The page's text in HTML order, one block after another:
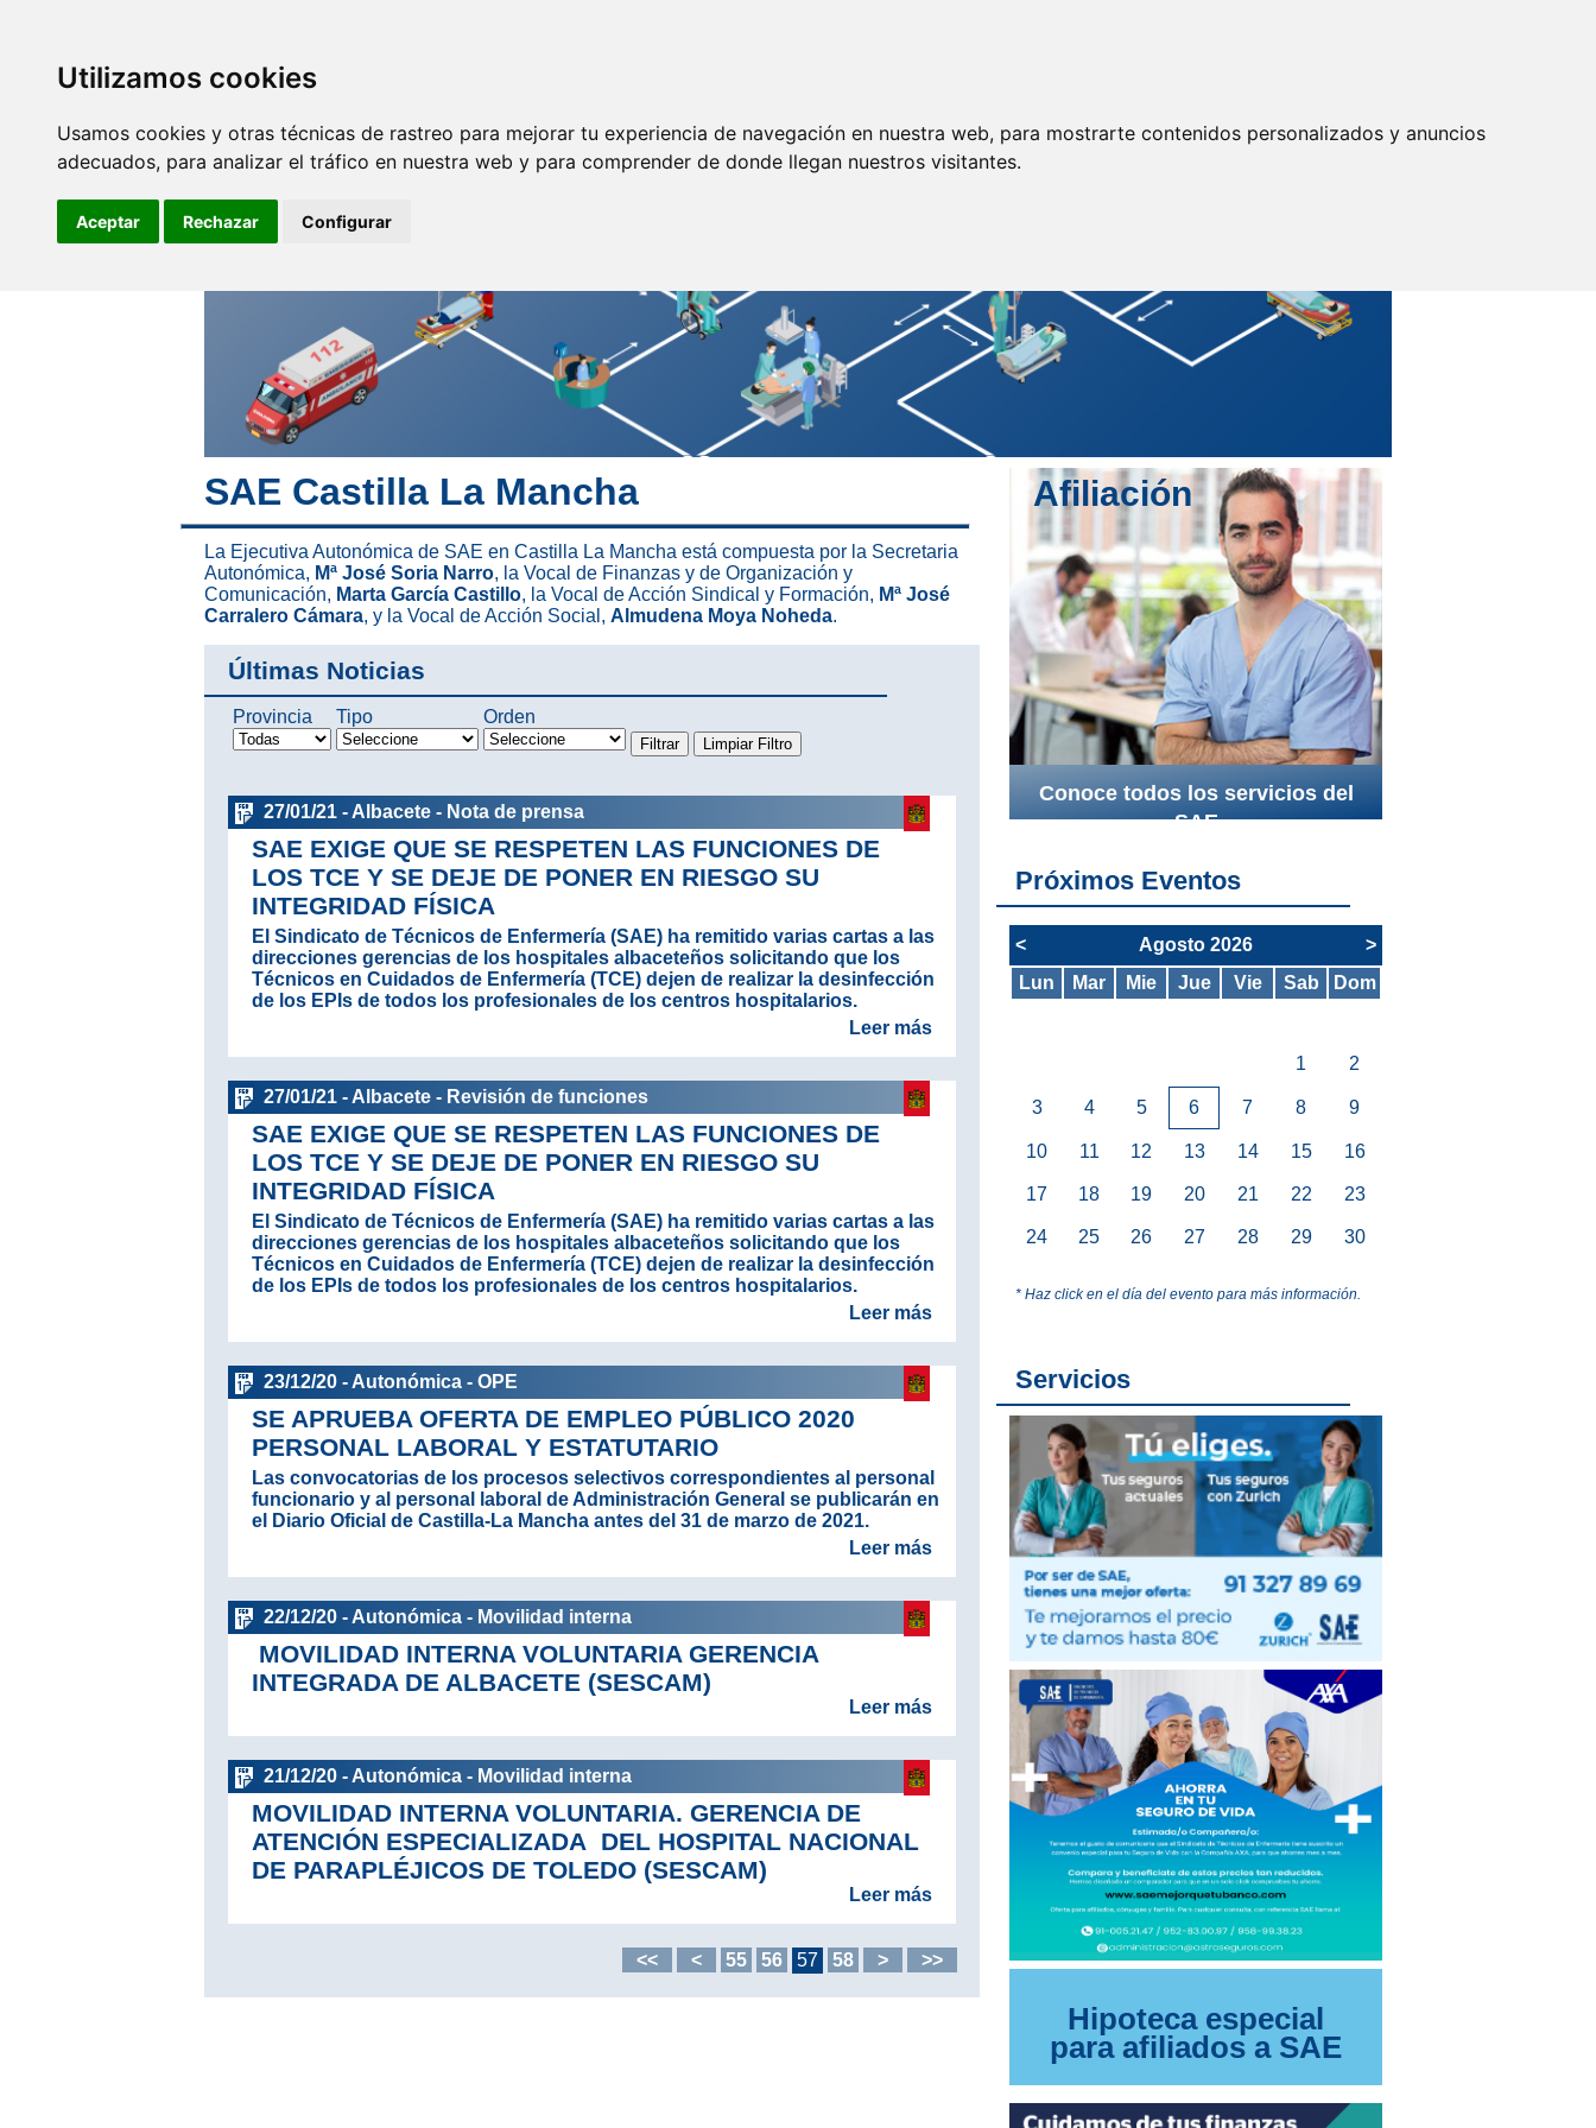
Utilizamos cookies
Usamos cookies y otras técnicas de rastreo para mejorar tu experiencia de navegación en nuestra web, para mostrarte contenidos personalizados y anuncios
adecuados, para analizar el tráfico en nuestra web y para comprender de donde llegan nuestros visitantes.
Aceptar Rechazar Configurar
informamos
SAE Castilla La Mancha
La Ejecutiva Autonómica de SAE en Castilla La Mancha está compuesta por la Secretaria
Autonómica, Mª José Soria Narro, la Vocal de Finanzas y de Organización y
Comunicación, Marta García Castillo, la Vocal de Acción Sindical y Formación, Mª José
Carralero Cámara, y la Vocal de Acción Social, Almudena Moya Noheda.
Últimas Noticias
Provincia Tipo Orden
27/01/21 - Albacete - Nota de prensa
SAE EXIGE QUE SE RESPETEN LAS FUNCIONES DE
LOS TCE Y SE DEJE DE PONER EN RIESGO SU
INTEGRIDAD FÍSICA
El Sindicato de Técnicos de Enfermería (SAE) ha remitido varias cartas a las
direcciones gerencias de los hospitales albaceteños solicitando que los
Técnicos en Cuidados de Enfermería (TCE) dejen de realizar la desinfección
de los EPIs de todos los profesionales de los centros hospitalarios.
Leer más
27/01/21 - Albacete - Revisión de funciones
SAE EXIGE QUE SE RESPETEN LAS FUNCIONES DE
LOS TCE Y SE DEJE DE PONER EN RIESGO SU
INTEGRIDAD FÍSICA
El Sindicato de Técnicos de Enfermería (SAE) ha remitido varias cartas a las
direcciones gerencias de los hospitales albaceteños solicitando que los
Técnicos en Cuidados de Enfermería (TCE) dejen de realizar la desinfección
de los EPIs de todos los profesionales de los centros hospitalarios.
Leer más
23/12/20 - Autonómica - OPE
SE APRUEBA OFERTA DE EMPLEO PÚBLICO 2020
PERSONAL LABORAL Y ESTATUTARIO
Las convocatorias de los procesos selectivos correspondientes al personal
funcionario y al personal laboral de Administración General se publicarán en
el Diario Oficial de Castilla-La Mancha antes del 31 de marzo de 2021.
Leer más
22/12/20 - Autonómica - Movilidad interna
MOVILIDAD INTERNA VOLUNTARIA GERENCIA
INTEGRADA DE ALBACETE (SESCAM)
Leer más
21/12/20 - Autonómica - Movilidad interna
MOVILIDAD INTERNA VOLUNTARIA. GERENCIA DE
ATENCIÓN ESPECIALIZADA DEL HOSPITAL NACIONAL
DE PARAPLÉJICOS DE TOLEDO (SESCAM)
Leer más
<< < 55 56 57 58 > >>
Afiliación
Conoce todos los servicios del
SAE
Próximos Eventos
< Agosto 2026
>
Lun
Mar Mie Jue Vie Sab Dom
1 2
3 4 5 6 7 8 9
10 11 12 13 14 15 16
17 18 19 20 21 22 23
24 25 26 27 28 29 30
* Haz click en el día del evento para más información.
Servicios
Hipoteca especial
para afiliados a SAE